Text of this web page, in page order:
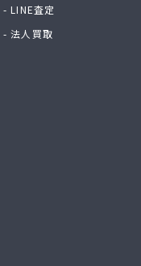
- LINE査定
- 法人買取